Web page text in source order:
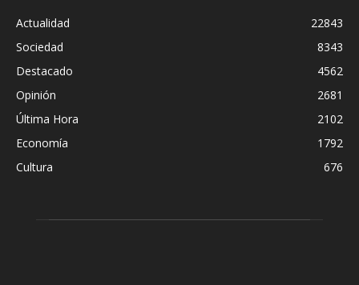
Actualidad
22843
Sociedad
8343
Destacado
4562
Opinión
2681
Última Hora
2102
Economía
1792
Cultura
676